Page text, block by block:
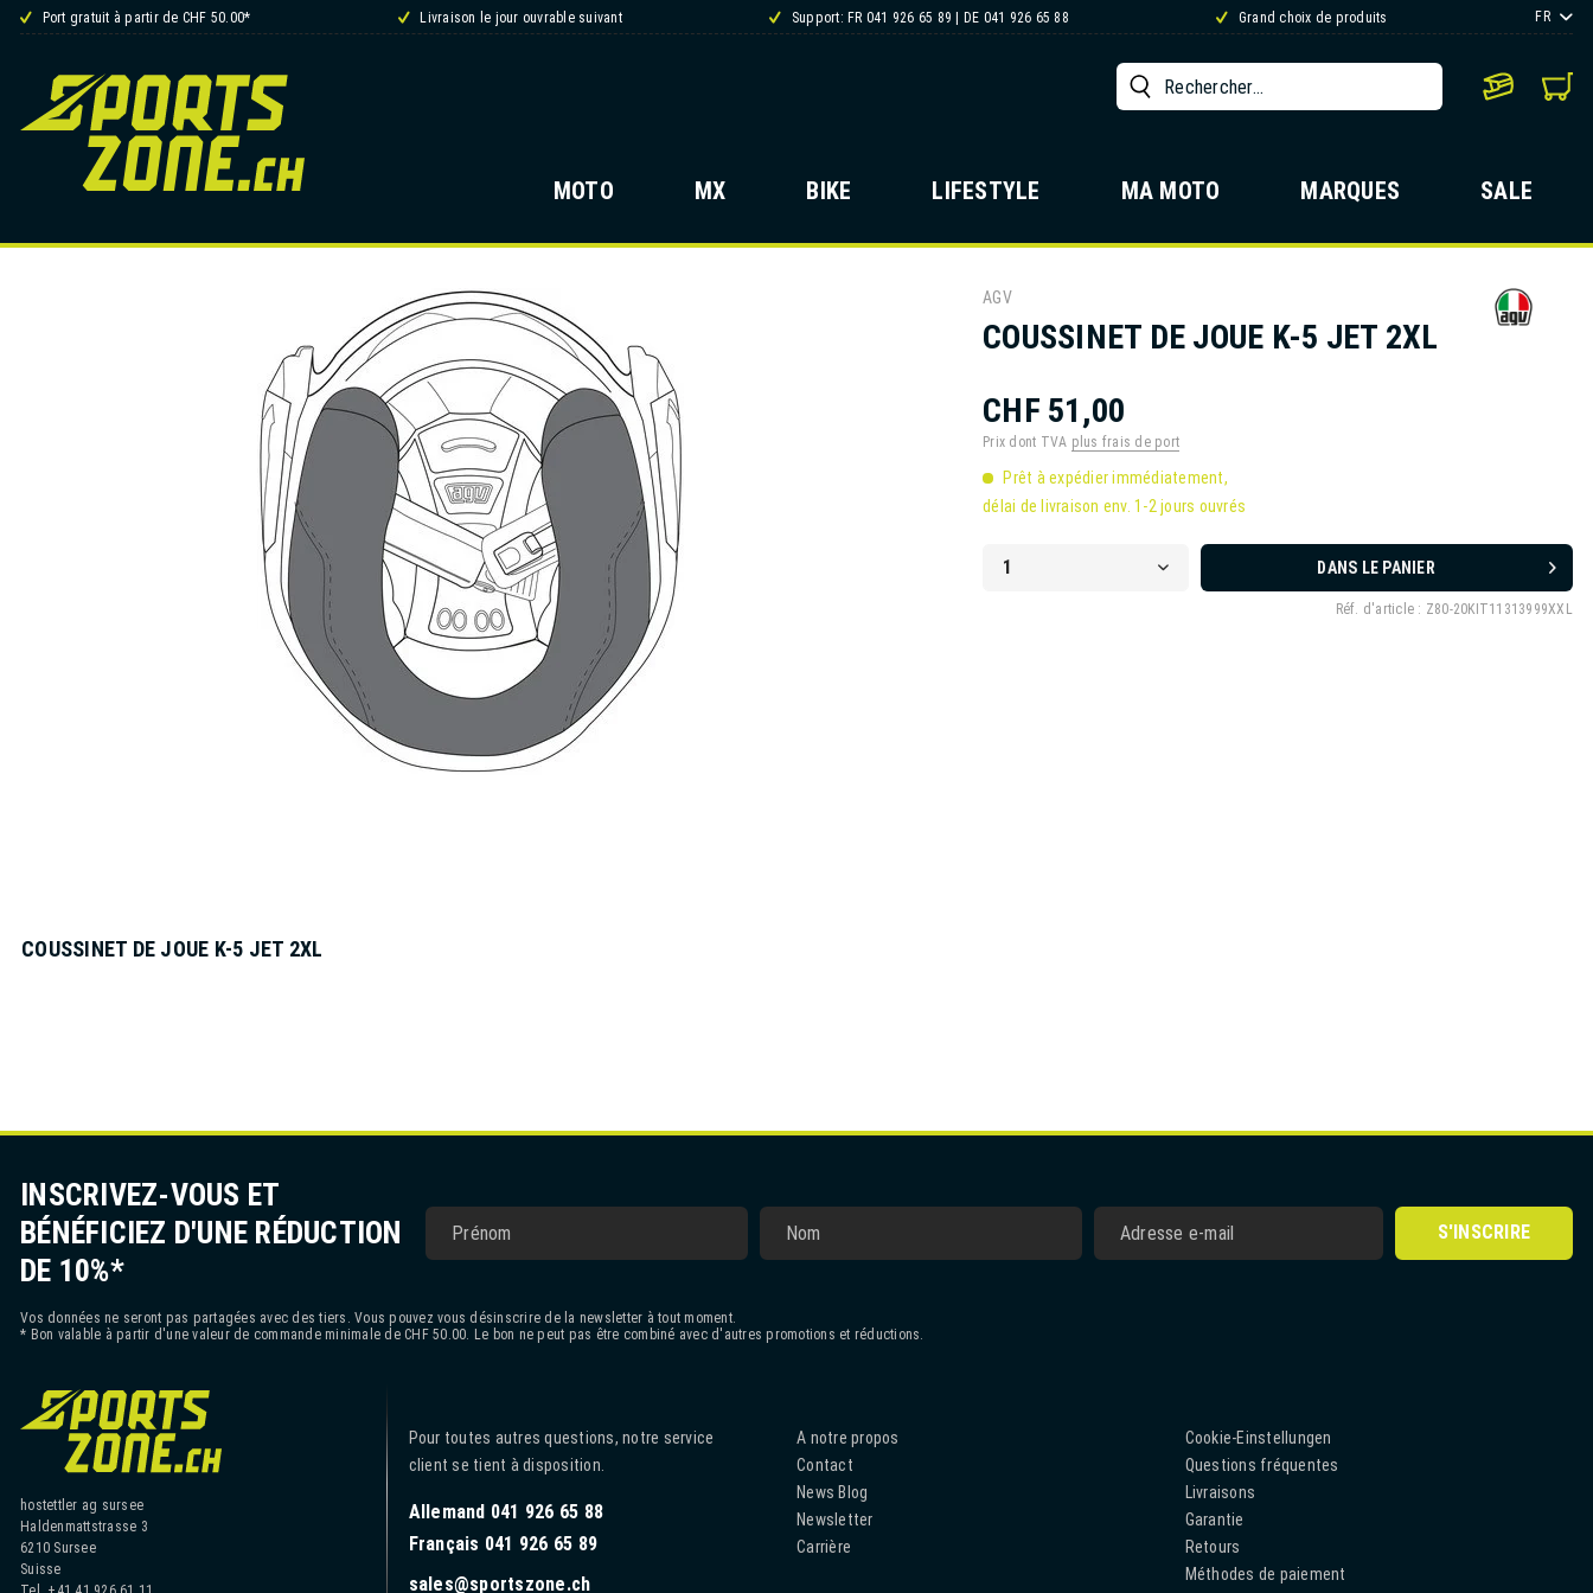
Port gratuit à partir de CHF 50.00* Livraison le jour ouvrable suivant Support: FR 041 926 65 89 | DE 041 926 65 88 Grand choix de produits FR
MOTO MX BIKE LIFESTYLE MA MOTO MARQUES SALE
AGV
COUSSINET DE JOUE K-5 JET 2XL
CHF 51,00
Prix dont TVA plus frais de port
Prêt à expédier immédiatement,
délai de livraison env. 1-2 jours ouvrés
DANS LE PANIER
Réf. d'article : Z80-20KIT11313999XXL
COUSSINET DE JOUE K-5 JET 2XL
INSCRIVEZ-VOUS ET
BÉNÉFICIEZ D'UNE RÉDUCTION
DE 10%*
S'INSCRIRE
Vos données ne seront pas partagées avec des tiers. Vous pouvez vous désinscrire de la newsletter à tout moment.
* Bon valable à partir d'une valeur de commande minimale de CHF 50.00. Le bon ne peut pas être combiné avec d'autres promotions et réductions.
hostettler ag sursee
Haldenmattstrasse 3
6210 Sursee
Suisse
Pour toutes autres questions, notre service
client se tient à disposition.
Allemand 041 926 65 88
Français 041 926 65 89
sales@sportszone.ch
A notre propos
Contact
News Blog
Newsletter
Carrière
Cookie-Einstellungen
Questions fréquentes
Livraisons
Garantie
Retours
Méthodes de paiement